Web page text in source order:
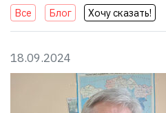
Все Блог Хочу сказать!
18.09.2024